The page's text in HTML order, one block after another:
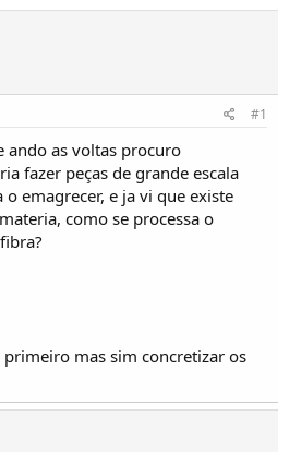
#1
ando as voltas procuro
fazer peças de grande escala
emagrecer, e ja vi que existe
como se processa o
mas sim concretizar os